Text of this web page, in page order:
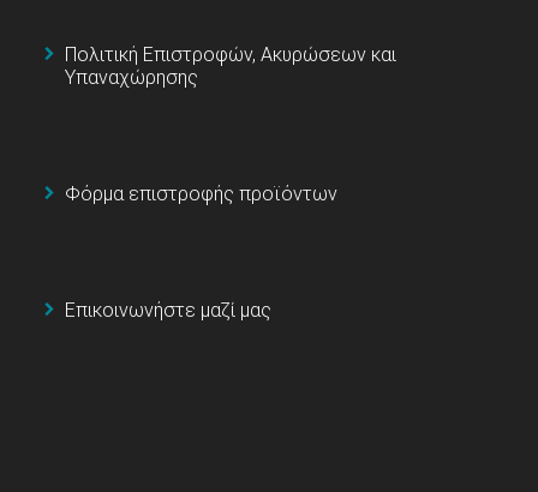
Πολιτική Επιστροφών, Ακυρώσεων και
Υπαναχώρησης
Φόρμα επιστροφής προϊόντων
Επικοινωνήστε μαζί μας